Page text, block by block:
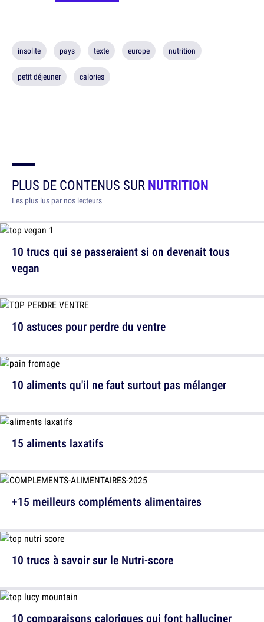
insolite pays texte europe nutrition
petit déjeuner calories
PLUS DE CONTENUS SURNUTRITION
Les plus lus par nos lecteurs
10 trucs qui se passeraient si on devenait tous
vegan
10 aliments qu'il ne faut surtout pas mélanger
+15 meilleurs compléments alimentaires
10 astuces pour perdre du ventre
15 aliments laxatifs
10 trucs à savoir sur le Nutri-score
10 comparaisons caloriques qui font halluciner